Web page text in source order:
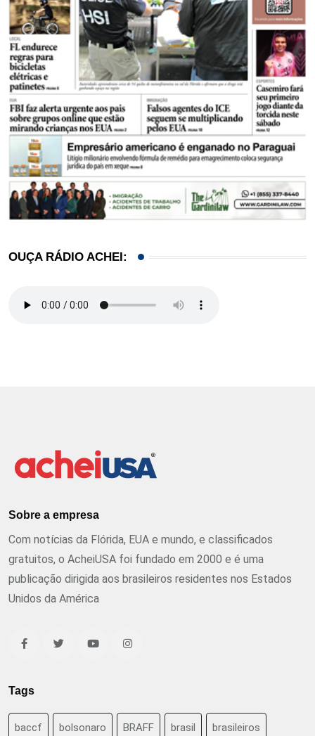
OUÇA RÁDIO ACHEI:
Sobre a empresa
Com notícias da Flórida, EUA e mundo, e classificados
gratuitos, o AcheiUSA foi fundado em 2000 e é uma
publicação dirigida aos brasileiros residentes nos Estados
Unidos da América
Tags
baccf bolsonaro BRAFF brasil brasileiros